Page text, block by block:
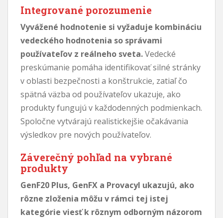
Integrované porozumenie
Vyvážené hodnotenie si vyžaduje kombináciu
vedeckého hodnotenia so správami
používateľov z reálneho sveta.Vedecké
preskúmanie pomáha identifikovať silné stránky
v oblasti bezpečnosti a konštrukcie, zatiaľ čo
spätná väzba od používateľov ukazuje, ako
produkty fungujú v každodenných podmienkach.
Spoločne vytvárajú realistickejšie očakávania
výsledkov pre nových používateľov.
Záverečný pohľad na vybrané
produkty
GenF20 Plus, GenFX a Provacyl ukazujú, ako
rôzne zloženia môžu v rámci tej istej
kategórie viesť k rôznym odborným názorom